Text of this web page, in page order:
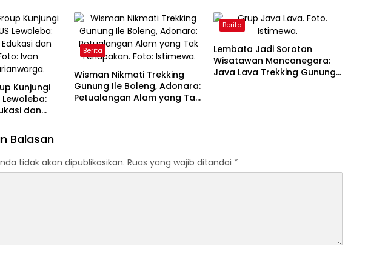
Dkk Ditolak untuk Keempat
Kalinya
Kunjungi
Lewoleba:
dan
Berita
Wisman Nikmati Trekking
Gunung Ile Boleng, Adonara:
Petualangan Alam yang Tak
Berita
Lembata Jadi Sorotan
Wisatawan Mancanegara:
Java Lava Trekking Gunung
Balasan
tidak akan dipublikasikan. Ruas yang wajib ditandai *